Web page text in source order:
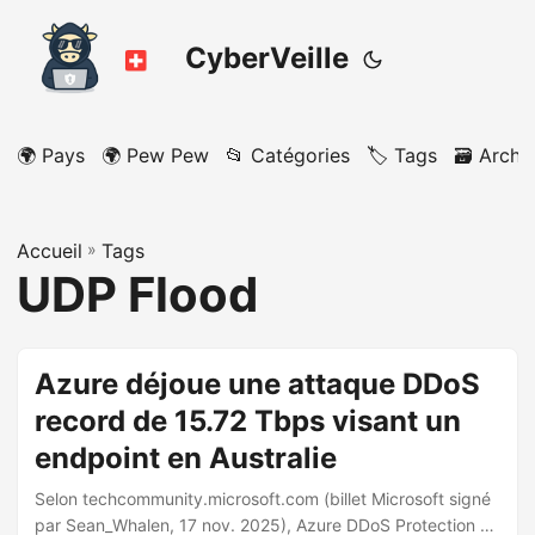
CyberVeille
🌍 Pays 🌍 Pew Pew 📂 Catégories 🏷️ Tags 🗃️
Accueil » Tags
UDP Flood
Azure déjoue une attaque DDoS
record de 15.72 Tbps visant un
endpoint en Australie
Selon techcommunity.microsoft.com (billet Microsoft signé
par Sean_Whalen, 17 nov. 2025), Azure DDoS Protection a